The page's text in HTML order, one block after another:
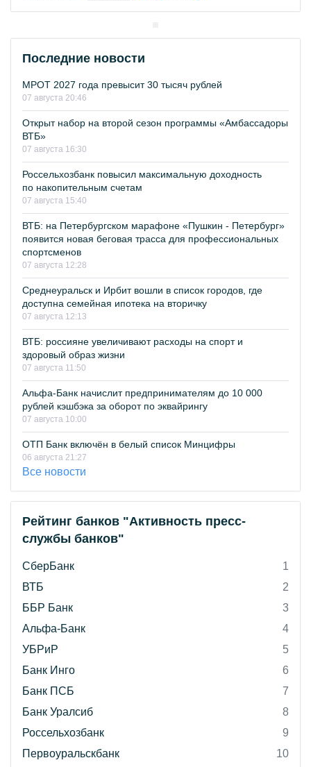
Последние новости
МРОТ 2027 года превысит 30 тысяч рублей
07 августа 20:46
Открыт набор на второй сезон программы «Амбассадоры
ВТБ»
07 августа 16:30
Россельхозбанк повысил максимальную доходность
по накопительным счетам
07 августа 15:40
ВТБ: на Петербургском марафоне «Пушкин - Петербург»
появится новая беговая трасса для профессиональных
спортсменов
07 августа 12:28
Среднеуральск и Ирбит вошли в список городов, где
доступна семейная ипотека на вторичку
07 августа 12:13
ВТБ: россияне увеличивают расходы на спорт и
здоровый образ жизни
07 августа 11:50
Альфа-Банк начислит предпринимателям до 10 000
рублей кэшбэка за оборот по эквайрингу
07 августа 10:00
ОТП Банк включён в белый список Минцифры
06 августа 21:27
Все новости
Рейтинг банков "Активность пресс-
службы банков"
СберБанк
1
ВТБ
2
ББР Банк
3
Альфа-Банк
4
УБРиР
5
Банк Инго
6
Банк ПСБ
7
Банк Уралсиб
8
Россельхозбанк
9
Первоуральскбанк
10